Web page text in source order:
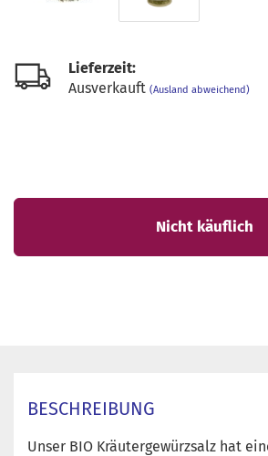
Lieferzeit:
Ausverkauft (Ausland abweichend)
BESCHREIBUNG
Unser BIO Kräutergewürzsalz hat